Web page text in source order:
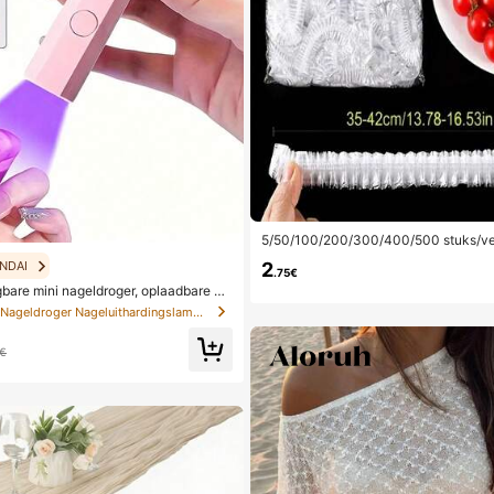
mini nageldroger, oplaadbare ha
met digitaal display,
geschikt voor dagelijks geb
voor vrouwen
in Nageldroger Nageluithardingslampen en drogers
5/50/100/200/300/400/500 stuks/
oudelijke vershoudfolie, verdikte folie
itbewaarfolie, keuken koelkast
2.75€